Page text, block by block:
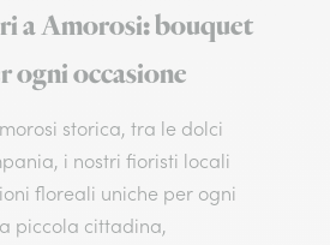
a Amorosi: bouquet
ogni occasione
storica, tra le dolci
i nostri fioristi locali
floreali uniche per ogni
piccola cittadina,